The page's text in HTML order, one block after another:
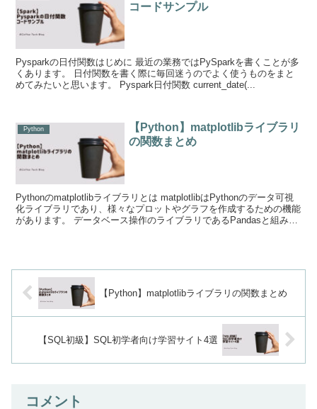
コードサンプル
Pysparkの日付関数はじめに 最近の業務ではPySparkを書くことが多
くあります。 日付関数を書く際に毎回迷うのでよく使うものをまと
めてみたいと思います。 Pyspark日付関数 current_date(...
Python
【Python】matplotlibライブラリ
の関数まとめ
Pythonのmatplotlibライブラリとは matplotlibはPythonのデータ可視
化ライブラリであり、様々なプロットやグラフを作成するための機能
があります。 データベース操作のライブラリであるPandasと組み
【Python】matplotlibライブラリの関数まとめ
【SQL初級】SQL初学者向け学習サイト4選
コメント